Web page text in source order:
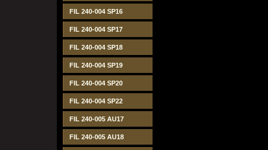
FIL 240-004 SP16
FIL 240-004 SP17
FIL 240-004 SP18
FIL 240-004 SP19
FIL 240-004 SP20
FIL 240-004 SP22
FIL 240-005 AU17
FIL 240-005 AU18